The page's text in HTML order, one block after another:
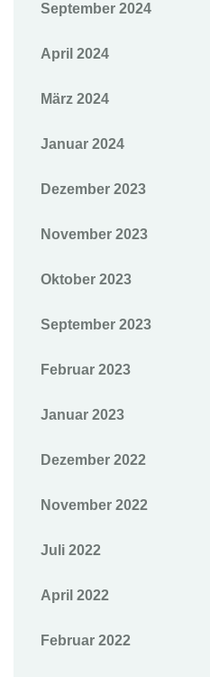
September 2024
April 2024
März 2024
Januar 2024
Dezember 2023
November 2023
Oktober 2023
September 2023
Februar 2023
Januar 2023
Dezember 2022
November 2022
Juli 2022
April 2022
Februar 2022